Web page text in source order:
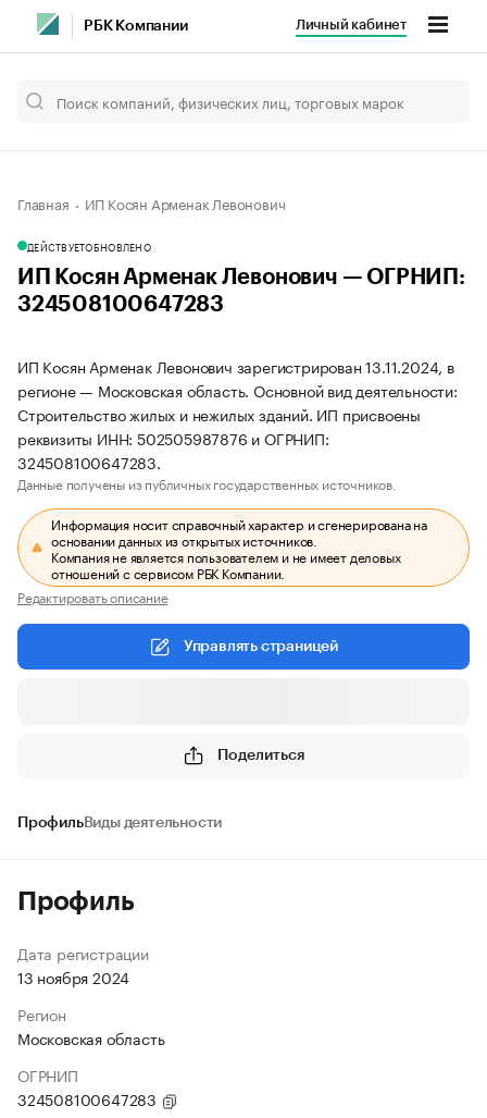
РБК Компании Личный кабинет
Главная ИП Косян Арменак Левонович
ДЕЙСТВУЕТОБНОВЛЕНО
ИП Косян Арменак Левонович — ОГРНИП:
324508100647283
ИП Косян Арменак Левонович зарегистрирован 13.11.2024, в
регионе — Московская область. Основной вид деятельности:
Строительство жилых и нежилых зданий. ИП присвоены
реквизиты ИНН: 502505987876 и ОГРНИП:
324508100647283.
Данные получены из публичных государственных источников.
Информация носит справочный характер и сгенерирована на
основании данных из открытых источников.
Компания не является пользователем и не имеет деловых
отношений с сервисом РБК Компании.
Редактировать описание
Управлять страницей
Поделиться
ПрофильВиды деятельности
Профиль
Дата регистрации
13 ноября 2024
Регион
Московская область
ОГРНИП
324508100647283